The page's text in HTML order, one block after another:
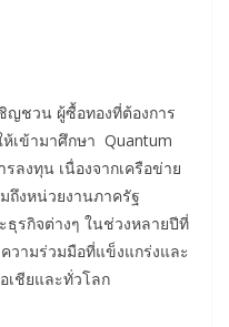
ชวน ผู้ซื้อทองที่ต้องการ
เข้ามาศึกษา Quantum
ลงทุน เนื่องจากเครือข่าย
ถึงหน่วยงานภาครัฐ
ธุรกิจต่างๆ ในช่วงหลายปีที่
วามร่วมมือที่แข็งแกร่งและ
เชียและทั่วโลก